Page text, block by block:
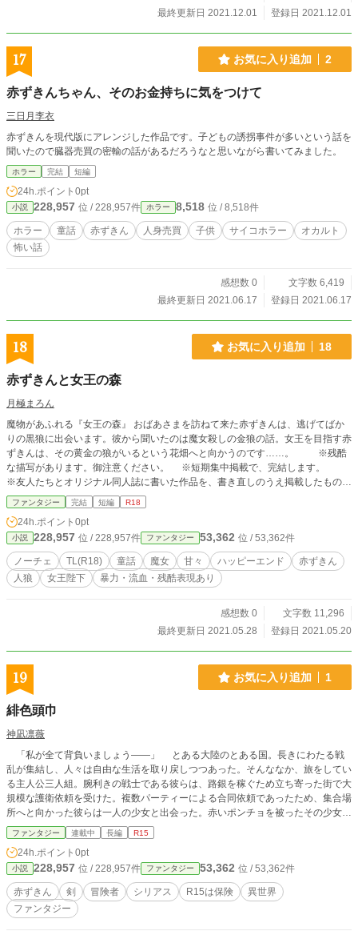
最終更新日 2021.12.01
登録日 2021.12.01
17 お気に入り追加 2
赤ずきんちゃん、そのお金持ちに気をつけて
三日月李衣
赤ずきんを現代版にアレンジした作品です。子どもの誘拐事件が多いという話を
聞いたので臓器売買の密輸の話があるだろうなと思いながら書いてみました。
ホラー 完結 短編
24h.ポイント 0pt
小説 228,957 位 / 228,957件 ホラー 8,518 位 / 8,518件
ホラー 童話 赤ずきん 人身売買 子供 サイコホラー
オカルト
怖い話
感想数 0
文字数 6,419
最終更新日 2021.06.17
登録日 2021.06.17
18 お気に入り追加 18
赤ずきんと女王の森
月極まろん
魔物があふれる『女王の森』 おばあさまを訪ねて来た赤ずきんは、逃げてばか
りの黒狼に出会います。彼から聞いたのは魔女殺しの金狼の話。女王を目指す赤
ずきんは、その黄金の狼がいるという花畑へと向かうのです……。 ※残酷
な描写があります。御注意ください。 ※短期集中掲載で、完結します。
※友人たちとオリジナル同人誌に書いた作品を、書き直しのうえ掲載したもので
す。
ファンタジー 完結 短編 R18
24h.ポイント 0pt
小説 228,957 位 / 228,957件 ファンタジー 53,362 位 / 53,362件
ノーチェ TL(R18) 童話 魔女 甘々 ハッピーエンド
赤ずきん
人狼
女王陛下 暴力・流血・残酷表現あり
感想数 0
文字数 11,296
最終更新日 2021.05.28
登録日 2021.05.20
19 お気に入り追加 1
緋色頭巾
神凪凛薇
「私が全て背負いましょう――」 とある大陸のとある国。長きにわたる戦
乱が集結し、人々は自由な生活を取り戻しつつあった。そんななか、旅をしてい
る主人公三人組。腕利きの戦士である彼らは、路銀を稼ぐため立ち寄った街で大
規模な護衛依頼を受けた。複数パーティーによる合同依頼であったため、集合場
所へと向かった彼らは一人の少女と出会った。赤いポンチョを被ったその少女
は、周囲を囲むごろつきの興奮に赤くなった顔を見て、小さく呟いていた。
――あか、と。 童話赤ずきんより着想。恋愛ジャンルで上げている赤ずきん
とは全く違ったテイストになっています。多少過激(残酷)な表現ありなのでお気
を付けを。大丈夫という方のみ、お暇潰しにどうぞ。
ファンタジー 連載中 長編 R15
24h.ポイント 0pt
小説 228,957 位 / 228,957件 ファンタジー 53,362 位 / 53,362件
赤ずきん 剣 冒険者 シリアス R15は保険
異世界
ファンタジー